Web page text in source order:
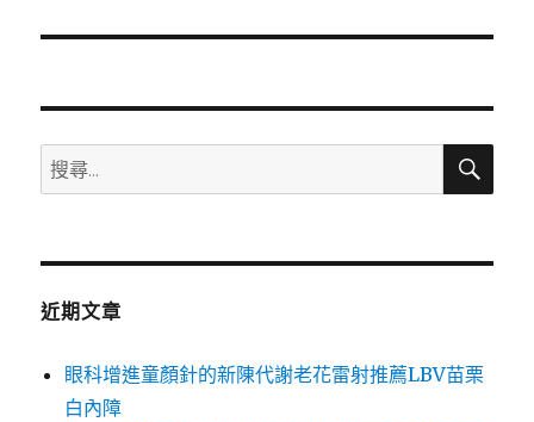
文
搜
尋
鍵
搜
近期文章
眼科增進童顏針的新陳代謝老花雷射推薦LBV苗栗
白內障